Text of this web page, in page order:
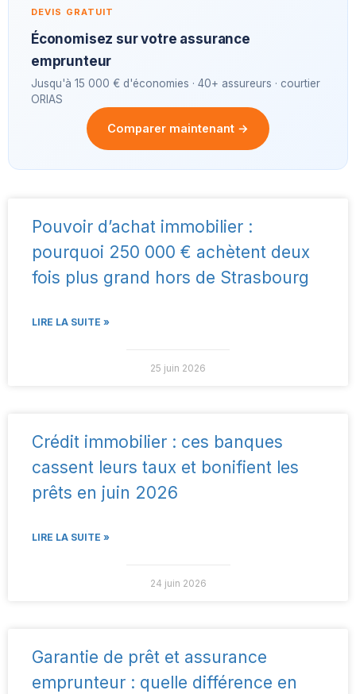
DEVIS GRATUIT
Économisez sur votre assurance
emprunteur
Jusqu'à 15 000 € d'économies · 40+ assureurs · courtier
ORIAS
Comparer maintenant →
Pouvoir d’achat immobilier :
pourquoi 250 000 € achètent deux
fois plus grand hors de Strasbourg
LIRE LA SUITE »
25 juin 2026
Crédit immobilier : ces banques
cassent leurs taux et bonifient les
prêts en juin 2026
LIRE LA SUITE »
24 juin 2026
Garantie de prêt et assurance
emprunteur : quelle différence en